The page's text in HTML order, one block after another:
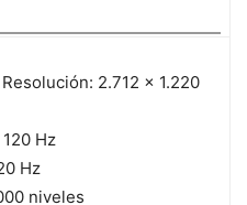
2.712 x 1.220
Hz
Hz
niveles